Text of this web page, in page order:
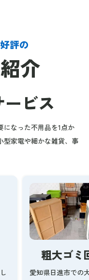
評の
紹介
ービス
になった不用品を1点か
型家電や細かな雑貨、事
粗大ゴミ
愛知県日進市での